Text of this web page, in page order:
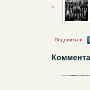
Поделиться